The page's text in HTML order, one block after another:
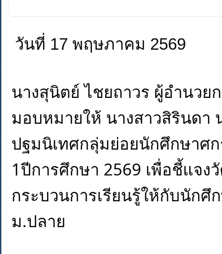
วันที่ 17 พฤษภาคม
นางสุนิตย์ ไชยถาวร ผู้อำนวย
มอบหมายให้ นางสาวสิรินดา
ปฐมนิเทศกลุ่มย่อยนักศึกษาศ
1ปีการศึกษา 2569 เพื่อชี้แจง
กระบวนการเรียนรู้ให้กับนัก
ม.ปลาย